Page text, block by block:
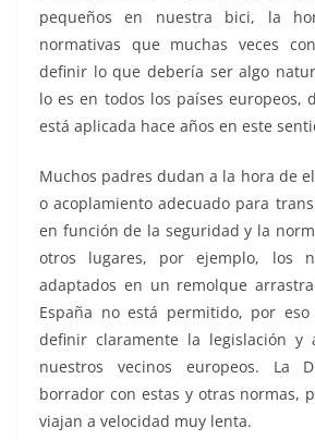
pequeños en nuestra bici, la
normativas que muchas veces
definir lo que debería ser algo
lo es en todos los países europeos,
está aplicada hace años en este
Muchos padres dudan a la hora de
o acoplamiento adecuado para
en función de la seguridad y la
otros lugares, por ejemplo, los
adaptados en un remolque
España no está permitido, por
definir claramente la legislación y
nuestros vecinos europeos. La
borrador con estas y otras normas,
viajan a velocidad muy lenta.